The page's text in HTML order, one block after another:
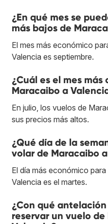
¿En qué mes se
más bajos de
El mes más económico
Valencia es septiembre.
¿Cuál es el mes
Maracaibo a
En julio, los vuelos de
sus precios más altos.
¿Qué día de la
volar de Maracaibo
El día más económico
Valencia es el martes.
¿Con qué
reservar un vuelo